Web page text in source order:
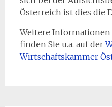
Österreich ist dies die
Weitere
finden Sie u.a. auf der
Wirtschaftskammer